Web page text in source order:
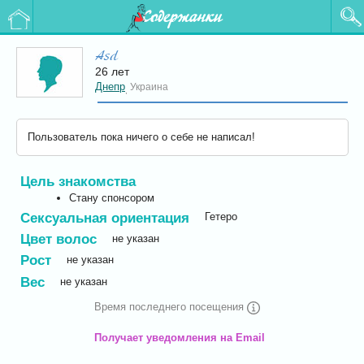
Содержанки
Asd
26 лет
Днепр Украина
Пользователь пока ничего о себе не написал!
Цель знакомства
Стану спонсором
Сексуальная ориентация Гетеро
Цвет волос не указан
Рост не указан
Вес не указан
Время последнего посещения
Получает уведомления на Email